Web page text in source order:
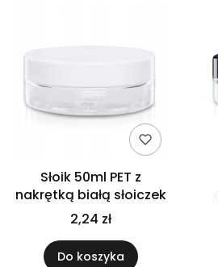
Słoik 50ml PET z
nakrętką białą słoiczek
2,24 zł
Do koszyka